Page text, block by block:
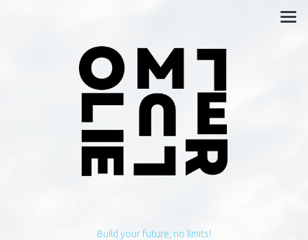
Build your future, no limits!